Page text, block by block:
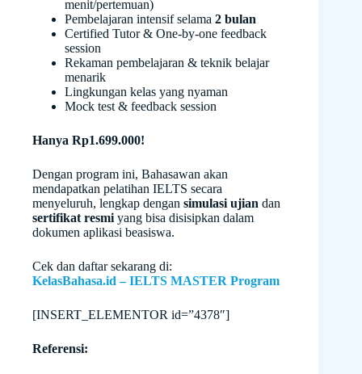
menit/pertemuan)
Pembelajaran intensif selama 2 bulan
Certified Tutor & One-by-one feedback
session
Rekaman pembelajaran & teknik belajar
menarik
Lingkungan kelas yang nyaman
Mock test & feedback session
Hanya Rp1.699.000!
Dengan program ini, Bahasawan akan
mendapatkan pelatihan IELTS secara
menyeluruh, lengkap dengan simulasi ujian dan
sertifikat resmi yang bisa disisipkan dalam
dokumen aplikasi beasiswa.
Cek dan daftar sekarang di:
KelasBahasa.id – IELTS MASTER Program
[INSERT_ELEMENTOR id=”4378″]
Referensi: